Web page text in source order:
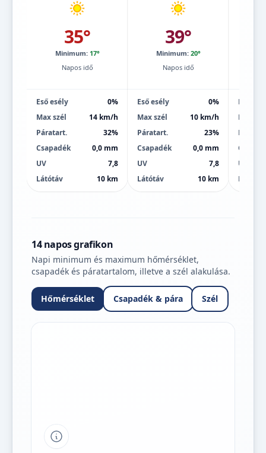
35°
Minimum: 17°
Napos idő
Eső esély
0%
Max szél
14 km/h
Páratart.
32%
Csapadék
0,0 mm
UV
7,8
Látótáv
10 km
39°
Minimum: 20°
Napos idő
Eső esély
0%
Max szél
10 km/h
Páratart.
23%
Csapadék
0,0 mm
UV
7,8
Látótáv
10 km
Eső
Max
UV
Látótáv
14 napos grafikon
Napi minimum és maximum hőmérséklet,
csapadék és páratartalom, illetve a szél alakulása.
Hőmérséklet Csapadék & pára Szél
Tipp a grafikon jelmagyarázatához